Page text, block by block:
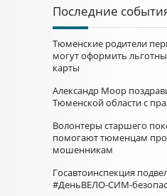
Последние
Тюменские родители
могут оформить
карты
Александр Моор
Тюменской области с
Волонтеры старшего
помогают тюменцам
мошенникам
Госавтоинспекция
#ДеньВЕЛО-СИМ-